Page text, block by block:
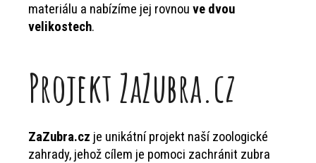
materiálu a nabízíme jej rovnou ve dvou
velikostech.
Projekt ZaZubra.cz
ZaZubra.cz je unikátní projekt naší zoologické
zahrady, jehož cílem je pomoci zachránit zubra